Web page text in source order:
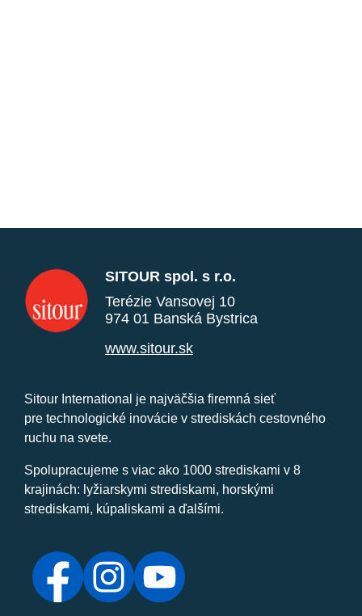
SITOUR spol. s r.o.
Terézie Vansovej 10
974 01 Banská Bystrica
www.sitour.sk
Sitour International je najväčšia firemná sieť
pre technologické inovácie v strediskách cestovného
ruchu na svete.
Spolupracujeme s viac ako 1000 strediskami v 8
krajinách: lyžiarskymi strediskami, horskými
strediskami, kúpaliskami a ďalšími.